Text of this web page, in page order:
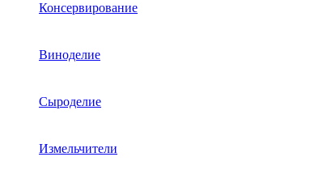
Консервирование
Виноделие
Сыроделие
Измельчители